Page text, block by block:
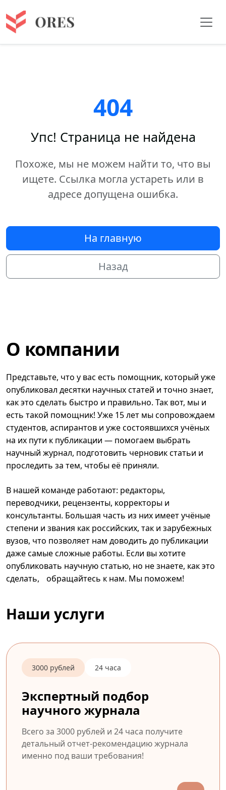
404
Упс! Страница не найдена
Похоже, мы не можем найти то, что вы
ищете. Ссылка могла устареть или в
адресе допущена ошибка.
На главную
Назад
О компании
Представьте, что у вас есть помощник, который уже
опубликовал десятки научных статей и точно знает,
как это сделать быстро и правильно. Так вот, мы и
есть такой помощник! Уже 15 лет мы сопровождаем
студентов, аспирантов и уже состоявшихся учёных
на их пути к публикации — помогаем выбрать
научный журнал, подготовить черновик статьи и
проследить за тем, чтобы её приняли.
В нашей команде работают: редакторы,
переводчики, рецензенты, корректоры и
консультанты. Большая часть из них имеет учёные
степени и звания как российских, так и зарубежных
вузов, что позволяет нам доводить до публикации
даже самые сложные работы. Если вы хотите
опубликовать научную статью, но не знаете, как это
сделать, обращайтесь к нам. Мы поможем!
Наши услуги
3000 рублей 24 часа
Экспертный подбор
научного журнала
Всего за 3000 рублей и 24 часа получите
детальный отчет-рекомендацию журнала
именно под ваши требования!